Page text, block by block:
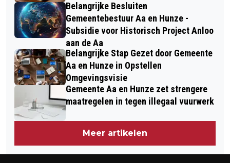
Belangrijke Besluiten
Gemeentebestuur Aa en Hunze -
Subsidie voor Historisch Project Anloo
aan de Aa
Belangrijke Stap Gezet door Gemeente
Aa en Hunze in Opstellen
Omgevingsvisie
Gemeente Aa en Hunze zet strengere
maatregelen in tegen illegaal vuurwerk
Meer artikelen